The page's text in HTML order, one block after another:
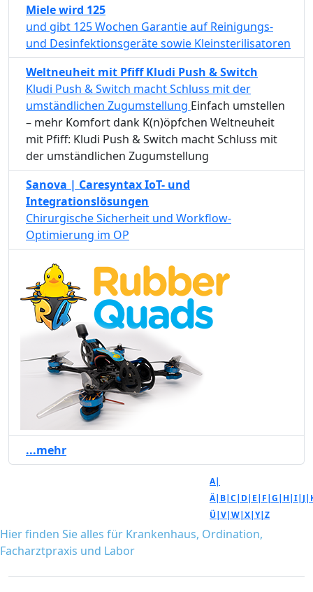
Miele wird 125
und gibt 125 Wochen Garantie auf Reinigungs-
und Desinfektionsgeräte sowie Kleinsterilisatoren
Weltneuheit mit Pfiff Kludi Push & Switch
Kludi Push & Switch macht Schluss mit der
umständlichen Zugumstellung Einfach umstellen
– mehr Komfort dank K(n)öpfchen Weltneuheit
mit Pfiff: Kludi Push & Switch macht Schluss mit
der umständlichen Zugumstellung
Sanova | Caresyntax IoT- und
Integrationslösungen
Chirurgische Sicherheit und Workflow-
Optimierung im OP
...mehr
A|
Ä| B|C| D| E| F|G| H|I| J|
Ü|V|W|X|Y|Z
Hier finden Sie alles für Krankenhaus, Ordination,
Facharztpraxis und Labor